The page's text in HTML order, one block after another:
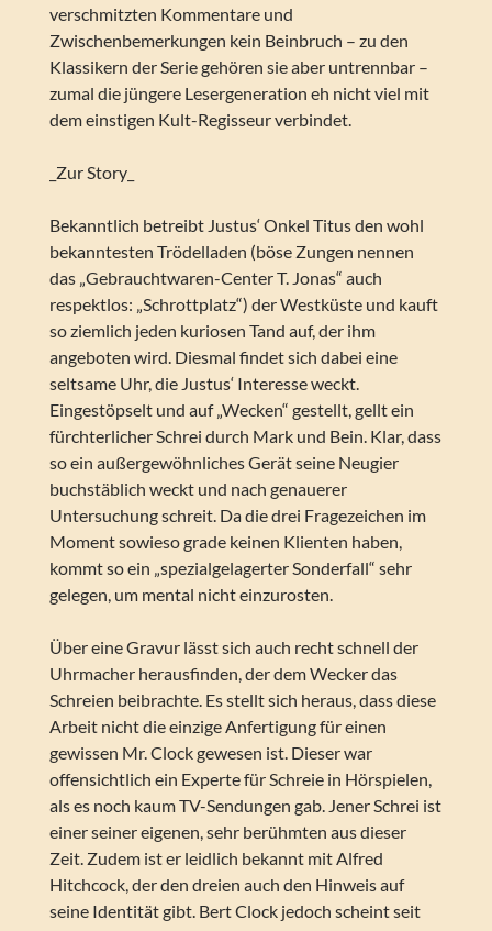
verschmitzten Kommentare und
Zwischenbemerkungen kein Beinbruch – zu den
Klassikern der Serie gehören sie aber untrennbar –
zumal die jüngere Lesergeneration eh nicht viel mit
dem einstigen Kult-Regisseur verbindet.
_Zur Story_
Bekanntlich betreibt Justus‘ Onkel Titus den wohl
bekanntesten Trödelladen (böse Zungen nennen
das „Gebrauchtwaren-Center T. Jonas“ auch
respektlos: „Schrottplatz“) der Westküste und kauft
so ziemlich jeden kuriosen Tand auf, der ihm
angeboten wird. Diesmal findet sich dabei eine
seltsame Uhr, die Justus‘ Interesse weckt.
Eingestöpselt und auf „Wecken“ gestellt, gellt ein
fürchterlicher Schrei durch Mark und Bein. Klar, dass
so ein außergewöhnliches Gerät seine Neugier
buchstäblich weckt und nach genauerer
Untersuchung schreit. Da die drei Fragezeichen im
Moment sowieso grade keinen Klienten haben,
kommt so ein „spezialgelagerter Sonderfall“ sehr
gelegen, um mental nicht einzurosten.
Über eine Gravur lässt sich auch recht schnell der
Uhrmacher herausfinden, der dem Wecker das
Schreien beibrachte. Es stellt sich heraus, dass diese
Arbeit nicht die einzige Anfertigung für einen
gewissen Mr. Clock gewesen ist. Dieser war
offensichtlich ein Experte für Schreie in Hörspielen,
als es noch kaum TV-Sendungen gab. Jener Schrei ist
einer seiner eigenen, sehr berühmten aus dieser
Zeit. Zudem ist er leidlich bekannt mit Alfred
Hitchcock, der den dreien auch den Hinweis auf
seine Identität gibt. Bert Clock jedoch scheint seit